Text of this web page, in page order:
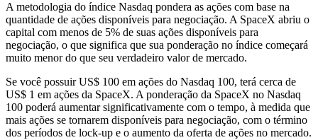
A metodologia do índice Nasdaq pondera as ações com base na
quantidade de ações disponíveis para negociação. A SpaceX abriu o
capital com menos de 5% de suas ações disponíveis para
negociação, o que significa que sua ponderação no índice começará
muito menor do que seu verdadeiro valor de mercado.
Se você possuir US$ 100 em ações do Nasdaq 100, terá cerca de
US$ 1 em ações da SpaceX. A ponderação da SpaceX no Nasdaq
100 poderá aumentar significativamente com o tempo, à medida que
mais ações se tornarem disponíveis para negociação, com o término
dos períodos de lock-up e o aumento da oferta de ações no mercado.